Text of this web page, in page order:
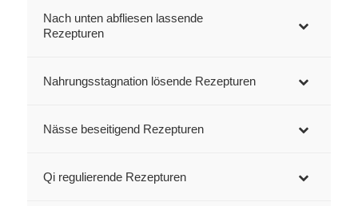
Nach unten abfliesen lassende
Rezepturen
Nahrungsstagnation lösende Rezepturen
Nässe beseitigend Rezepturen
Qi regulierende Rezepturen